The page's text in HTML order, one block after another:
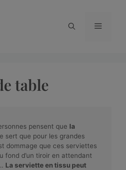
table
pensent que la
sert que pour les grandes
dommage que ces serviettes
fond d’un tiroir en attendant
La serviette en tissu peut